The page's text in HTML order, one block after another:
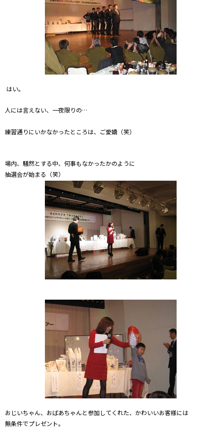
はい。
人には言えない、一夜限りの…
練習通りにいかなかったところは、ご愛嬌（笑）
場内、騒然とする中、何事もなかったかのように
抽選会が始まる（笑）
おじいちゃん、おばあちゃんと参加してくれた、かわいいお客様には
無条件でプレゼント。